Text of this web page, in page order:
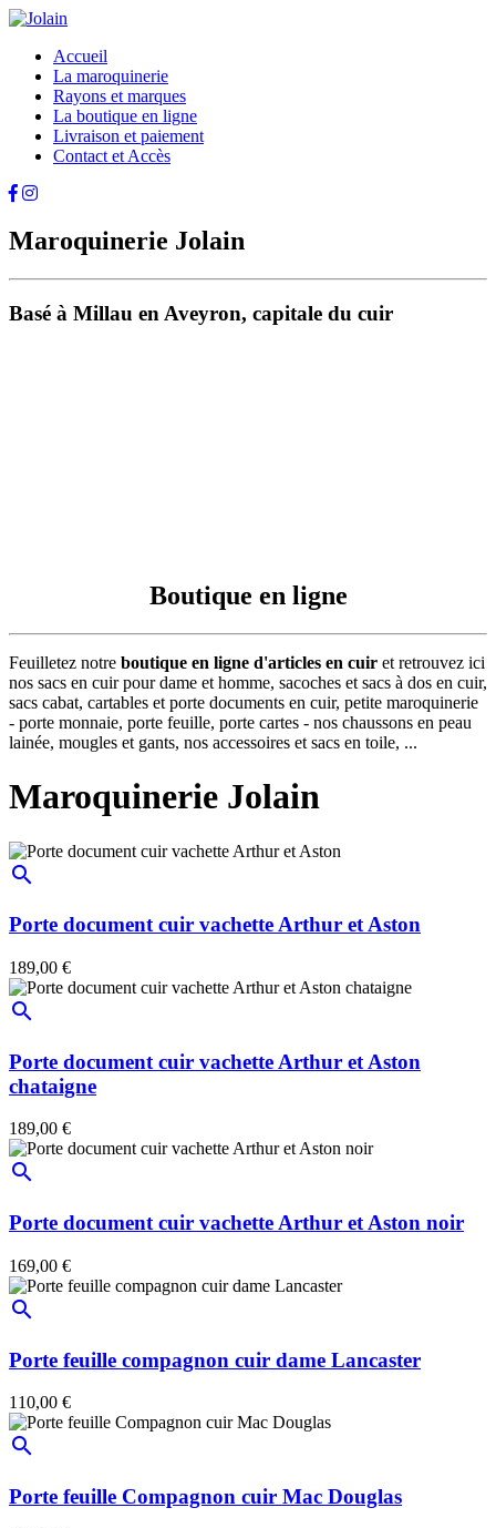
Accueil
La maroquinerie
Rayons et marques
La boutique en ligne
Livraison et paiement
Contact et Accès
Maroquinerie Jolain
Basé à Millau en Aveyron, capitale du cuir
Boutique en ligne
Feuilletez notre boutique en ligne d'articles en cuir et retrouvez ici
nos sacs en cuir pour dame et homme, sacoches et sacs à dos en cuir,
sacs cabat, cartables et porte documents en cuir, petite maroquinerie
- porte monnaie, porte feuille, porte cartes - nos chaussons en peau
lainée, mougles et gants, nos accessoires et sacs en toile, ...
Maroquinerie Jolain
search
Porte document cuir vachette Arthur et Aston
189,00 €
search
Porte document cuir vachette Arthur et Aston
chataigne
189,00 €
search
Porte document cuir vachette Arthur et Aston noir
169,00 €
search
Porte feuille compagnon cuir dame Lancaster
110,00 €
search
Porte feuille Compagnon cuir Mac Douglas